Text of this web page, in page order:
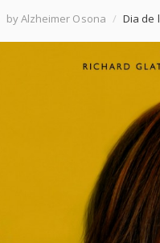
by Alzheimer Osona / Dia de